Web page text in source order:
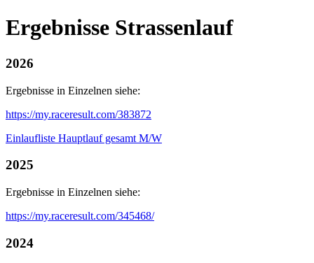
Ergebnisse Strassenlauf
2026
Ergebnisse in Einzelnen siehe:
https://my.raceresult.com/383872
Einlaufliste Hauptlauf gesamt M/W
2025
Ergebnisse in Einzelnen siehe:
https://my.raceresult.com/345468/
2024